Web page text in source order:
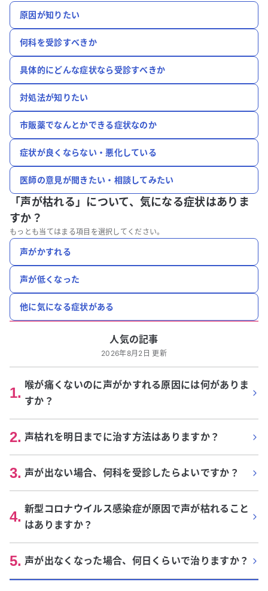
原因が知りたい
何科を受診すべきか
具体的にどんな症状なら受診すべきか
対処法が知りたい
市販薬でなんとかできる症状なのか
症状が良くならない・悪化している
医師の意見が聞きたい・相談してみたい
「声が枯れる」について、 気になる症状はありま
すか？
もっとも当てはまる項目を選択してください。
声がかすれる
声が低くなった
他に気になる症状がある
人気の記事
2026年8月2日 更新
1. 喉が痛くないのに声がかすれる原因には何がありま
すか？
2. 声枯れを明日までに治す方法はありますか？
3. 声が出ない場合、何科を受診したらよいですか？
4. 新型コロナウイルス感染症が原因で声が枯れること
はありますか？
5. 声が出なくなった場合、何日くらいで治りますか？